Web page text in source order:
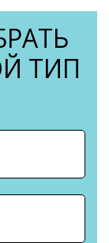
ТИП